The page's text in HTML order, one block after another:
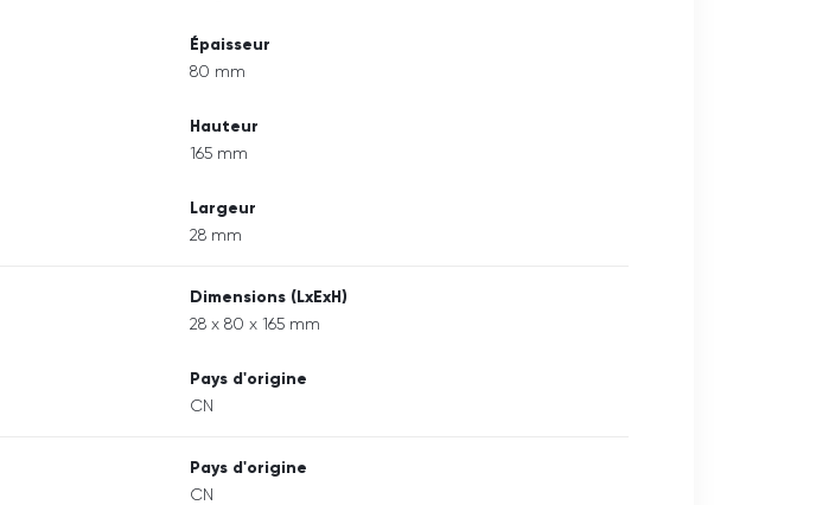
Épaisseur
80 mm
Hauteur
165 mm
Largeur
28 mm
Dimensions (LxExH)
28 x 80 x 165 mm
Pays d'origine
CN
Pays d'origine
CN